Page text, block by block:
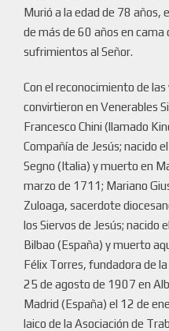
Murió a la edad de 78 años,
de más de 60 años en
sufrimientos al Señor.
Con el reconocimiento de
convirtieron en Venerables
Francesco Chini (llamado
Compañía de Jesús; nacido
Segno (Italia) y muerto en
marzo de 1711; Mariano
Zuloaga, sacerdote
los Siervos de Jesús; nacido
Bilbao (España) y muerto
Félix Torres, fundadora de
25 de agosto de 1907 en
Madrid (España) el 12 de
laico de la Asociación de